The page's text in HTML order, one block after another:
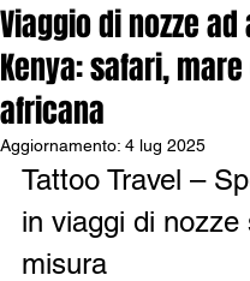
Viaggio di nozze
Kenya: safari,
africana
Aggiornamento: 4 lug 2025
Tattoo Travel –
in viaggi di nozze
misura